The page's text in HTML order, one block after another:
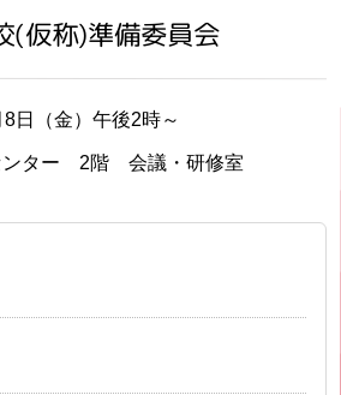
(仮称)準備委員会
日（金）午後2時～
ンター 2階 会議・研修室